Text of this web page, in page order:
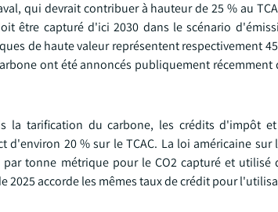
qui devrait contribuer à hauteur de 25 % au
être capturé d'ici 2030 dans le scénario
de haute valeur représentent respectivement
ont été annoncés publiquement récemment
la tarification du carbone, les crédits d'impôt
d'environ 20 % sur le TCAC. La loi américaine
tonne métrique pour le CO2 capturé et utilisé
2025 accorde les mêmes taux de crédit pour